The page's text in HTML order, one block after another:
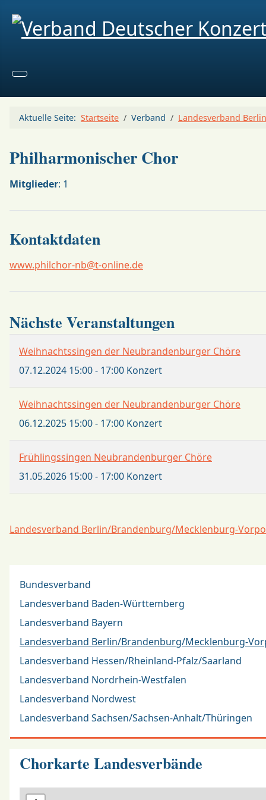
Aktuelle Seite: Startseite Verband Landesverband
Philharmonischer Chor
Mitglieder: 1
Kontaktdaten
www.philchor-nb@t-online.de
Nächste Veranstaltungen
Weihnachtssingen der Neubrandenburger Chöre
07.12.2024 15:00- 17:00 Konzert
Weihnachtssingen der Neubrandenburger Chöre
06.12.2025 15:00- 17:00 Konzert
Frühlingssingen Neubrandenburger Chöre
31.05.2026 15:00- 17:00 Konzert
Landesverband Berlin/Brandenburg/Mecklenburg-
Bundesverband
Landesverband Baden-Württemberg
Landesverband Bayern
Landesverband Berlin/Brandenburg/Mecklenburg-
Landesverband Hessen/Rheinland-Pfalz/Saarland
Landesverband Nordrhein-Westfalen
Landesverband Nordwest
Landesverband Sachsen/Sachsen-Anhalt/Thüringen
Chorkarte Landesverbände